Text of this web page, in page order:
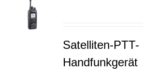
Satelliten-PTT-
Handfunkgerät